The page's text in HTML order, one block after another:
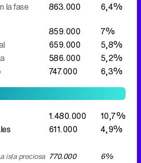
la fase
863.000
6,4%
859.000
7%
659.000
5,8%
586.000
5,2%
747.000 6,3%
1.480.000
10,7%
611.000 4,9%
isla preciosa 770.000 6%